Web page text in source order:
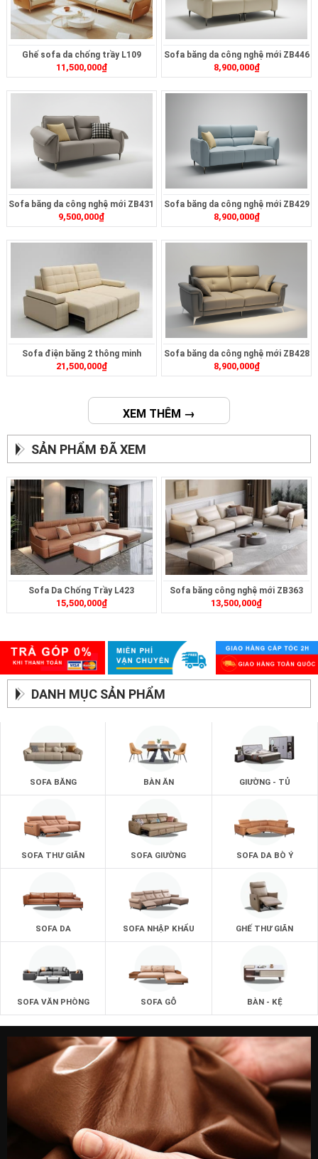
Ghế sofa da chống trầy L109
11,500,000₫
Sofa băng da công nghệ mới ZB446
8,900,000₫
Sofa băng da công nghệ mới ZB431
9,500,000₫
Sofa băng da công nghệ mới ZB429
8,900,000₫
Sofa điện băng 2 thông minh
ZT2626
21,500,000₫
Sofa băng da công nghệ mới ZB428
8,900,000₫
XEM THÊM →
SẢN PHẨM ĐÃ XEM
Sofa Da Chống Trầy L423
15,500,000₫
Sofa băng công nghệ mới ZB363
13,500,000₫
DANH MỤC SẢN PHẨM
SOFA BĂNG BÀN ĂN GIƯỜNG - TỦ
SOFA THƯ GIÃN SOFA GIƯỜNG SOFA DA BÒ Ý
SOFA DA SOFA NHẬP KHẨU GHẾ THƯ GIÃN
SOFA VĂN PHÒNG SOFA GỖ BÀN - KỆ